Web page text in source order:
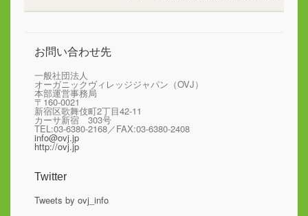
お問い合わせ先
一般社団法人
オーガニックヴィレッジジャパン（OVJ）
本部運営事務局
〒160-0021
新宿区歌舞伎町2丁目42-11
カーサ新宿 303号
TEL:03-6380-2168／FAX:03-6380-2408
info@ovj.jp
http://ovj.jp
Twitter
Tweets by ovj_info